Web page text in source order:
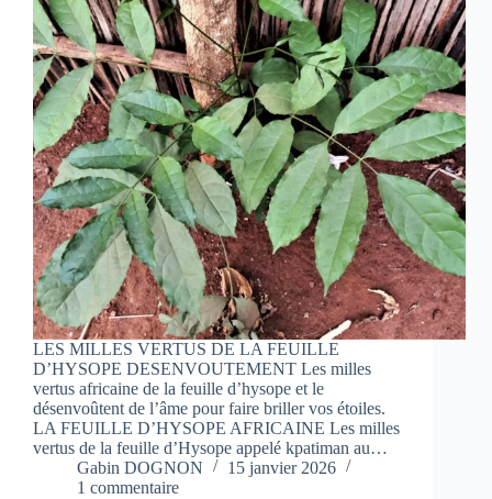
LES MILLES VERTUS DE LA FEUILLE
D’HYSOPE DESENVOUTEMENT Les milles
vertus africaine de la feuille d’hysope et le
désenvoûtent de l’âme pour faire briller vos étoiles.
LA FEUILLE D’HYSOPE AFRICAINE Les milles
vertus de la feuille d’Hysope appelé kpatiman au…
Gabin DOGNON
15 janvier 2026
1 commentaire